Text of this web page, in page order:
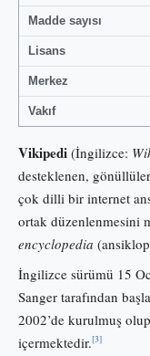
Madde sayısı
Lisans
Merkez
Vakıf
Vikipedi (İngilizce:
desteklenen,
çok dilli bir internet
ortak düzenlenmesini
encyclopedia
İngilizce sürümü 15
Sanger tarafından
2002’de kurulmuş
içermektedir.[3]